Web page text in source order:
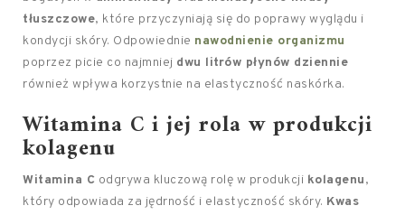
tłuszczowe, które przyczyniają się do poprawy wyglądu i
kondycji skóry. Odpowiednie nawodnienie organizmu
poprzez picie co najmniej dwu litrów płynów dziennie
również wpływa korzystnie na elastyczność naskórka.
Witamina C i jej rola w produkcji
kolagenu
Witamina C odgrywa kluczową rolę w produkcji kolagenu,
który odpowiada za jędrność i elastyczność skóry. Kwas